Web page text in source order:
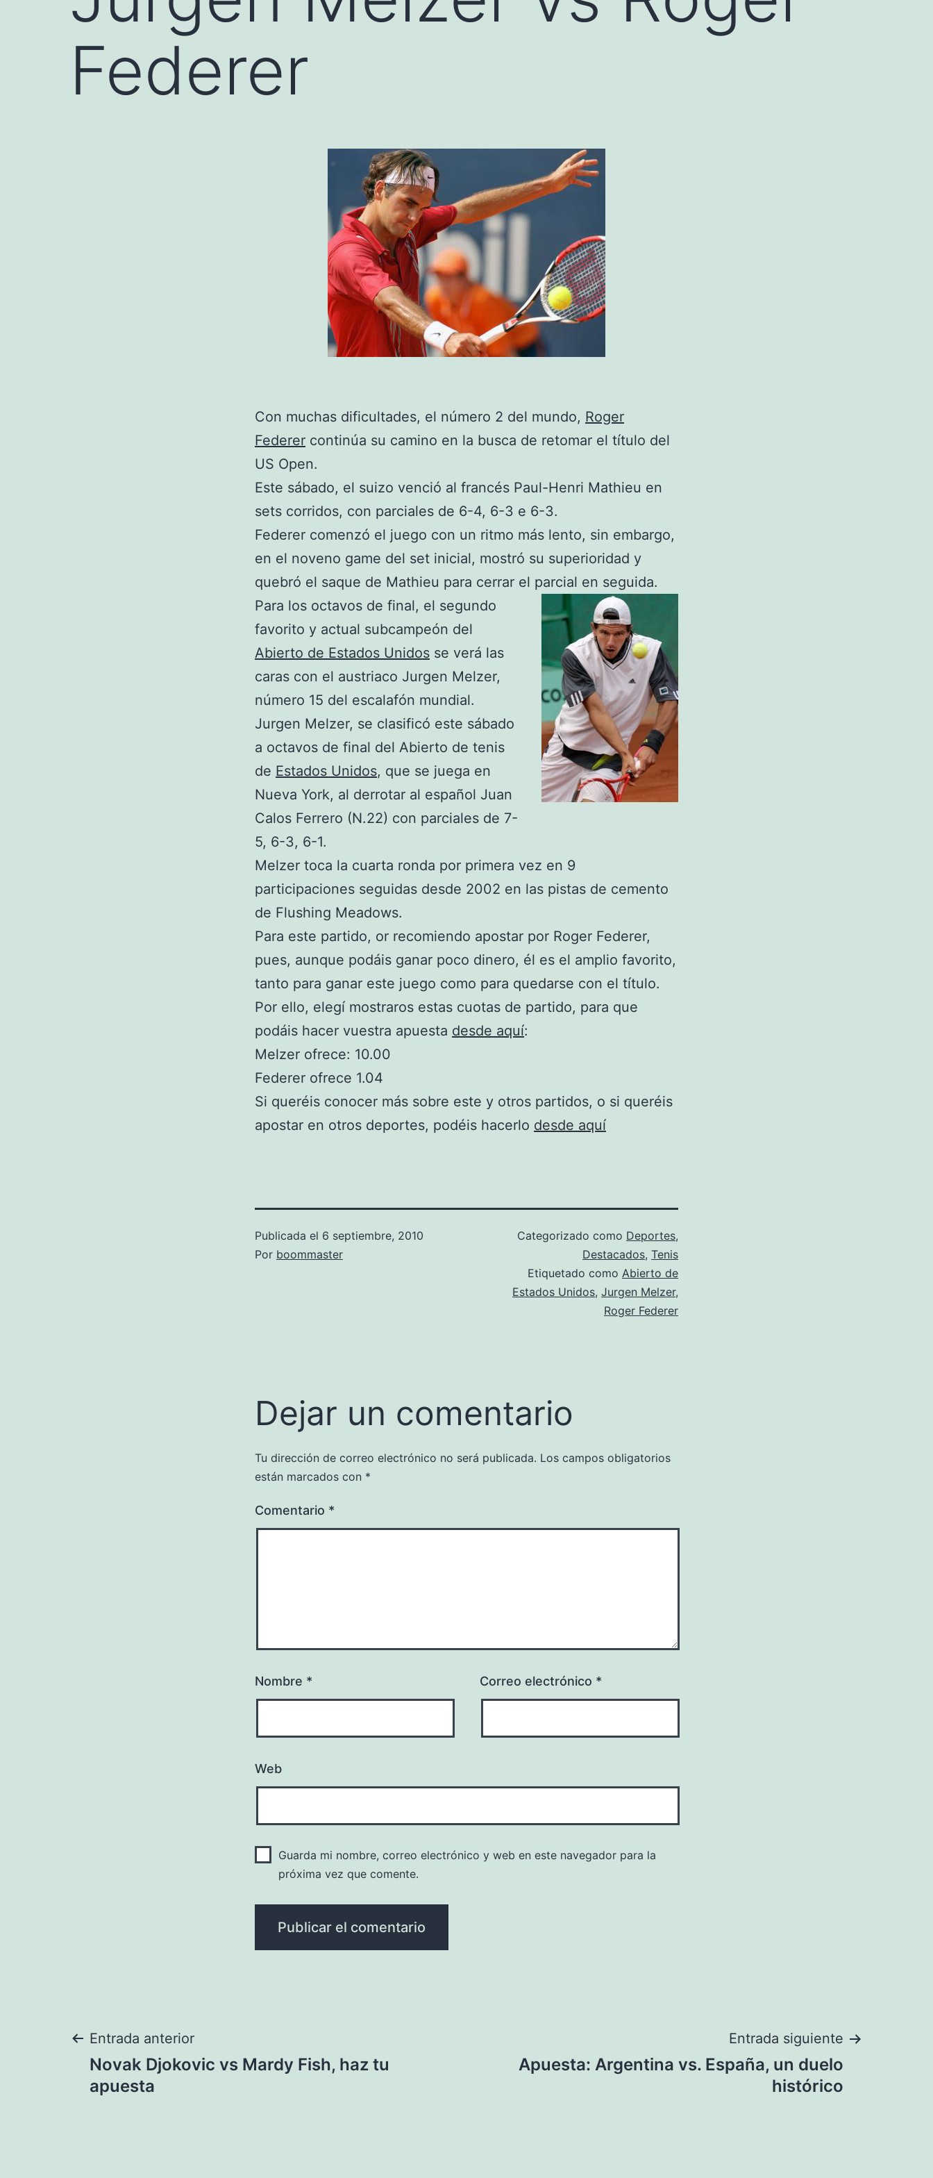
Federer
Con muchas dificultades, el número 2 del mundo, Roger
Federer continúa su camino en la busca de retomar el título del
US Open.
Este sábado, el suizo venció al francés Paul-Henri Mathieu en
sets corridos, con parciales de 6-4, 6-3 e 6-3.
Federer comenzó el juego con un ritmo más lento, sin embargo,
en el noveno game del set inicial, mostró su superioridad y
quebró el saque de Mathieu para cerrar el parcial en seguida.
Para los octavos de final, el segundo
favorito y actual subcampeón del
Abierto de Estados Unidos se verá las
caras con el austriaco Jurgen Melzer,
número 15 del escalafón mundial.
Jurgen Melzer, se clasificó este sábado
a octavos de final del Abierto de tenis
de Estados Unidos, que se juega en
Nueva York, al derrotar al español Juan
Calos Ferrero (N.22) con parciales de 7-
5, 6-3, 6-1.
Melzer toca la cuarta ronda por primera vez en 9
participaciones seguidas desde 2002 en las pistas de cemento
de Flushing Meadows.
Para este partido, or recomiendo apostar por Roger Federer,
pues, aunque podáis ganar poco dinero, él es el amplio favorito,
tanto para ganar este juego como para quedarse con el título.
Por ello, elegí mostraros estas cuotas de partido, para que
podáis hacer vuestra apuesta desde aquí:
Melzer ofrece: 10.00
Federer ofrece 1.04
Si queréis conocer más sobre este y otros partidos, o si queréis
apostar en otros deportes, podéis hacerlo desde aquí
Publicada el 6 septiembre, 2010
Por boommaster
Categorizado como Deportes,
Destacados, Tenis
Etiquetado como Abierto de
Estados Unidos, Jurgen Melzer,
Roger Federer
Dejar un comentario
Tu dirección de correo electrónico no será publicada. Los campos obligatorios
están marcados con *
Comentario *
Nombre * Correo electrónico *
Web
Guarda mi nombre, correo electrónico y web en este navegador para la
próxima vez que comente.
Navegación
de
Entrada anterior
Novak Djokovic vs Mardy Fish, haz tu
apuesta
Entrada siguiente
Apuesta: Argentina vs. España, un duelo
histórico